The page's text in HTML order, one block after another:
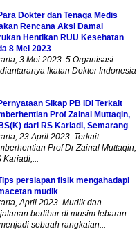
Dokter dan Tenaga Medis
Rencana Aksi Damai
Hentikan RUU Kesehatan
8 Mei 2023
3 Mei 2023. 5 Organisasi
Ikatan Dokter Indonesia
Sikap PB IDI Terkait
Prof Zainal Muttaqin,
dari RS Kariadi, Semarang
23 April 2023. Terkait
Prof Dr Zainal Muttaqin,
Kariadi,...
persiapan fisik mengahadapi
mudik
April 2023. Mudik dan
berlibur di musim lebaran
sebuah rangkaian...